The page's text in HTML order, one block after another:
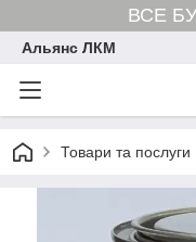
ВСЕ
Альянс ЛКМ
Товари та послуги